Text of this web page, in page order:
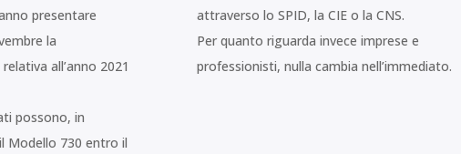
presentare
la
all’anno 2021
possono, in
Modello 730 entro il
attraverso lo SPID, la CIE o la CNS.
Per quanto riguarda invece imprese e
professionisti, nulla cambia nell’immediato.